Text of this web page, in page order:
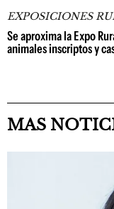
EXPOSICIONES
Se aproxima la Expo
animales inscriptos y
MAS